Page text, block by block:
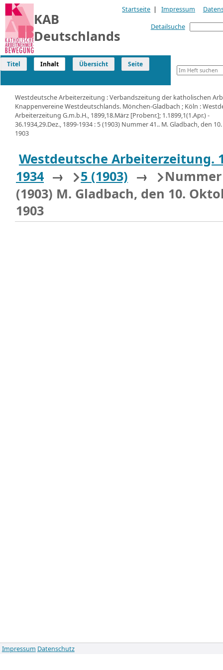
KAB
Deutschlands
Startseite | Impressum
Detailsuche
Titel Inhalt Übersicht Seite
Westdeutsche Arbeiterzeitung : Verbandszeitung der katholischen
Knappenvereine Westdeutschlands. Mönchen-Gladbach ; Köln :
Arbeiterzeitung G.m.b.H., 1899,18.März [Probenr.]; 1.1899,1(1.Apr.) -
36.1934,29.Dez., 1899-1934 : 5 (1903) Nummer 41.. M. Gladbach, den
1903
Westdeutsche Arbeiterzeitung.
1934 → 5 (1903) →
Nummer
(1903) M. Gladbach, den 10.
1903
Impressum Datenschutz